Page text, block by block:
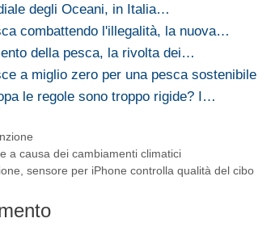
degli Oceani, in Italia…
combattendo l'illegalità, la nuova…
della pesca, la rivolta dei…
a miglio zero per una pesca sostenibile
le regole sono troppo rigide? I…
a causa dei cambiamenti climatici
sensore per iPhone controlla qualità del cibo